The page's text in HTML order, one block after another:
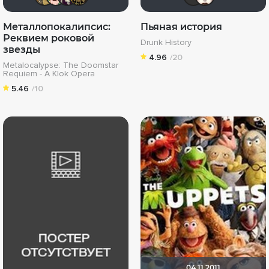
Металлопокалипсис:
Реквием роковой
звезды
Metalocalypse: The Doomstar
Requiem - A Klok Opera
5.46 /10
Пьяная история
Drunk History
4.96 /20
04.11.2011